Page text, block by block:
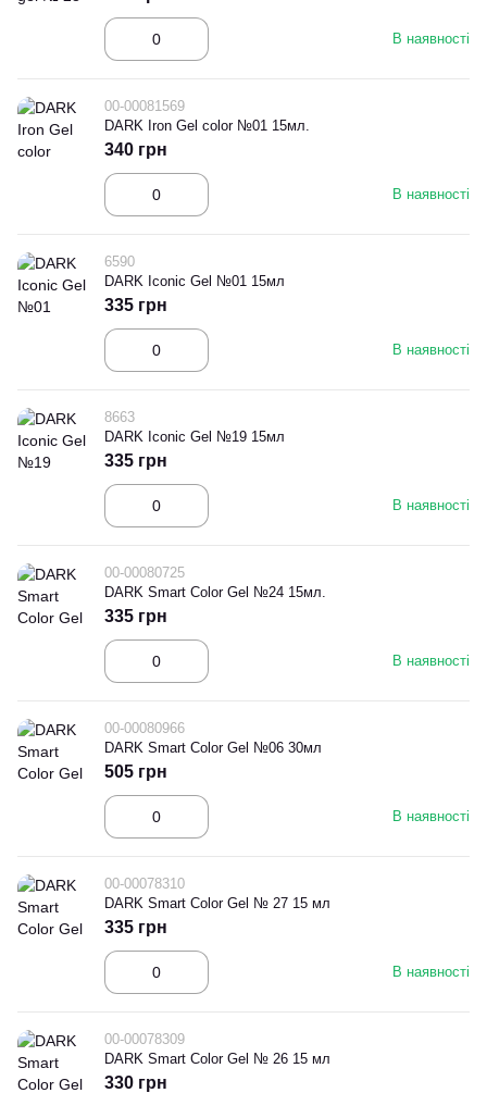
В наявності
00-00081569
DARK Iron Gel color №01 15мл.
В наявності
340 грн
6590
DARK Iconic Gel №01 15мл
В наявності
335 грн
8663
DARK Iconic Gel №19 15мл
В наявності
335 грн
00-00080725
DARK Smart Color Gel №24 15мл.
В наявності
335 грн
00-00080966
DARK Smart Color Gel №06 30мл
В наявності
505 грн
00-00078310
DARK Smart Color Gel № 27 15 мл
В наявності
335 грн
00-00078309
DARK Smart Color Gel № 26 15 мл
330 грн